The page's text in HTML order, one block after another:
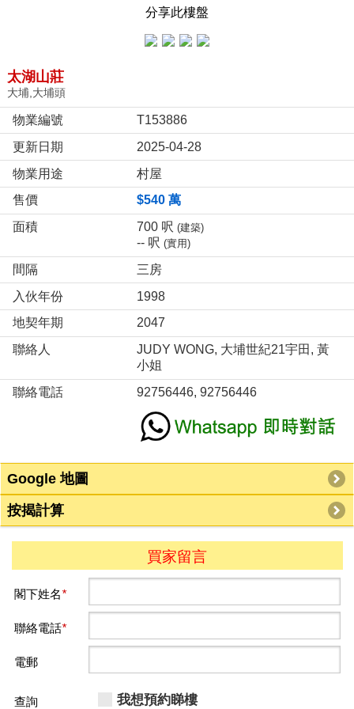
分享此樓盤
太湖山莊
大埔,大埔頭
物業編號
T153886
更新日期
2025-04-28
物業用途
村屋
售價
$540 萬
面積
700 呎 (建築)
-- 呎 (實用)
間隔
三房
入伙年份
1998
地契年期
2047
聯絡人
JUDY WONG, 大埔世紀21宇田, 黃
小姐
聯絡電話
92756446, 92756446
Google 地圖
按揭計算
買家留言
閣下姓名*
聯絡電話*
電郵
查詢 我想預約睇樓